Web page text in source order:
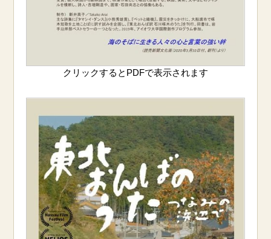
クリックするとPDFで表示されます